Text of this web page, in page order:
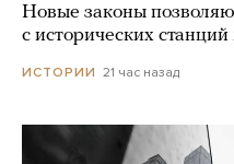
Новые законы
с исторических
ИСТОРИИ 21 час назад